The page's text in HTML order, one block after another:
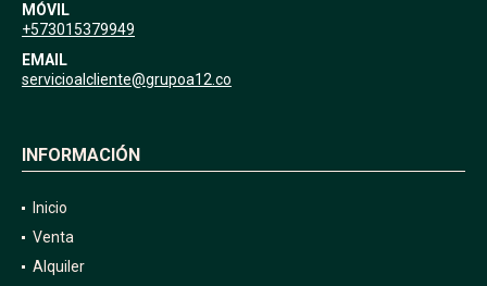
MÓVIL
+573015379949
EMAIL
servicioalcliente@grupoa12.co
INFORMACIÓN
Inicio
Venta
Alquiler